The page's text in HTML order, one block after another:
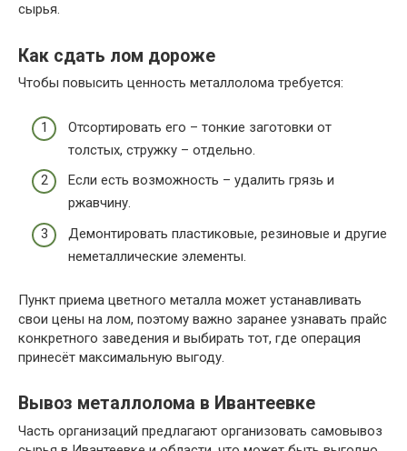
сырья.
Как сдать лом дороже
Чтобы повысить ценность металлолома требуется:
Отсортировать его – тонкие заготовки от
толстых, стружку – отдельно.
Если есть возможность – удалить грязь и
ржавчину.
Демонтировать пластиковые, резиновые и другие
неметаллические элементы.
Пункт приема цветного металла может устанавливать
свои цены на лом, поэтому важно заранее узнавать прайс
конкретного заведения и выбирать тот, где операция
принесёт максимальную выгоду.
Вывоз металлолома в Ивантеевке
Часть организаций предлагают организовать самовывоз